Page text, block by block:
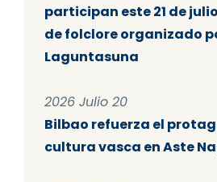
participan este 21 de
de folclore organizado
Laguntasuna
2026 Julio 20
Bilbao refuerza el
cultura vasca en Aste